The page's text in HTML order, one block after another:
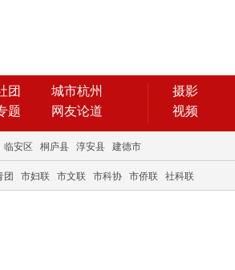
团
城市杭州
题 网友论道
摄影
视频
临安区 桐庐县 淳安县 建德市
团 市妇联 市文联 市科协 市侨联 社科联